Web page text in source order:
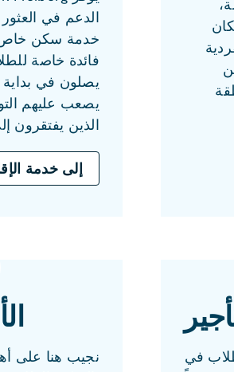
الدعم في
خدمة سكن خاص
فائدة خاصة
يصلون في
يصعب عليهم
الذين يفتقرون
إلى خدمة
في
نجيب هنا على